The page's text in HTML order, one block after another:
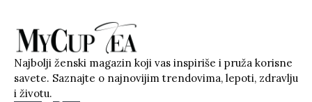
Najbolji ženski magazin koji vas inspiriše i pruža korisne
savete. Saznajte o najnovijim trendovima, lepoti, zdravlju
i životu.